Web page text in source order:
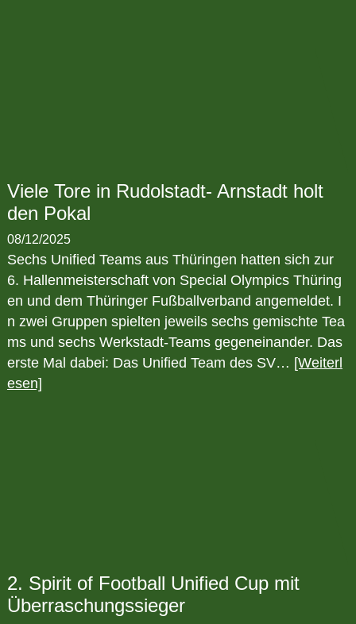
Viele Tore in Rudolstadt- Arnstadt holt
den Pokal
08/12/2025
Sechs Unified Teams aus Thüringen hatten sich zur
6. Hallenmeisterschaft von Special Olympics Thüring
en und dem Thüringer Fußballverband angemeldet. I
n zwei Gruppen spielten jeweils sechs gemischte Tea
ms und sechs Werkstadt-Teams gegeneinander. Das
erste Mal dabei: Das Unified Team des SV… [Weiterl
esen]
2. Spirit of Football Unified Cup mit
Überraschungssieger